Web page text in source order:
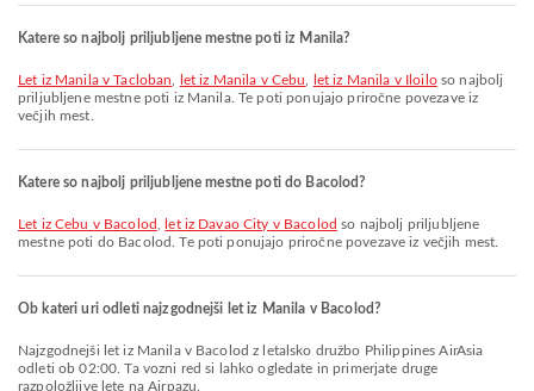
Katere so najbolj priljubljene mestne poti iz Manila?
let iz Manila v Tacloban let iz Manila v Cebu let iz Manila v Iloiloso najbolj
priljubljene mestne poti iz Manila. Te poti ponujajo priročne povezave iz
večjih mest.
Katere so najbolj priljubljene mestne poti do Bacolod?
let iz Cebu v Bacolod let iz Davao City v Bacolod so najbolj priljubljene
mestne poti do Bacolod. Te poti ponujajo priročne povezave iz večjih mest.
Ob kateri uri odleti najzgodnejši let iz Manila v Bacolod?
Najzgodnejši let iz Manila v Bacolod z letalsko družbo Philippines AirAsia
odleti ob 02:00. Ta vozni red si lahko ogledate in primerjate druge
razpoložljive lete na Airpazu.